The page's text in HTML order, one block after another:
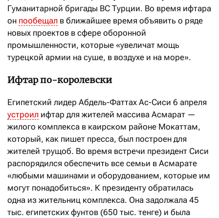
Гуманитарной бригады ВС Турции. Во время ифтара
он пообещал в ближайшее время объявить о ряде
новых проектов в сфере оборонной
промышленности, которые «увеличат мощь
турецкой армии на суше, в воздухе и на море».
Ифтар по-королевски
Египетский лидер Абдель-Фаттах Ас-Сиси 6 апреля
устроил ифтар для жителей массива Асмарат —
жилого комплекса в каирском районе Мокаттам,
который, как пишет пресса, был построен для
жителей трущоб. Во время встречи президент Сиси
распорядился обеспечить все семьи в Асмарате
«любыми машинами и оборудованием, которые им
могут понадобиться». К президенту обратилась
одна из жительниц комплекса. Она задолжала 45
тыс. египетских фунтов (650 тыс. тенге) и была